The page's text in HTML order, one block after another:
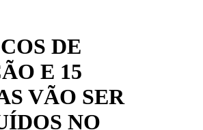
DE
E 15
VÃO SER
NO